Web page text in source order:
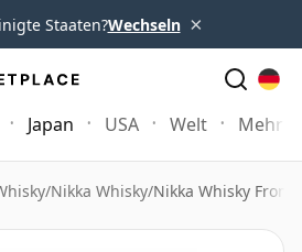
Staaten?Wechseln ×
Japan USA Welt Mehr
/Nikka Whisky/Nikka Whisky From